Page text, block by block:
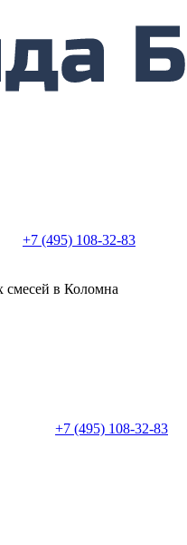
+7 (495) 108-32-83
смесей в Коломна
+7 (495) 108-32-83